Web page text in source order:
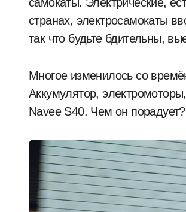
странах, электросамокаты
так что будьте бдительны,
Многое изменилось со
Аккумулятор,
Navee S40. Чем он